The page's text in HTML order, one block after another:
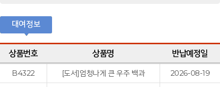
대여정보
상품번호 상품명 반납예정일
B4322 [도서]엄청나게 큰 우주 백과 2026-08-19